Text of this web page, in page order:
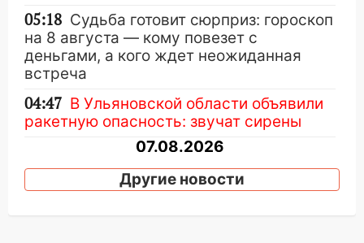
05:18 Судьба готовит сюрприз: гороскоп
на 8 августа — кому повезет с
деньгами, а кого ждет неожиданная
встреча
04:47 В Ульяновской области объявили
ракетную опасность: звучат сирены
07.08.2026
20:40 Ульяновские аграрии смогут
купить тракторы с отсрочкой платежа
Другие новости